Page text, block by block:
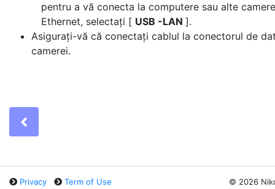
pentru a vă conecta la computere sau alte
Ethernet, selectați [ USB -LAN ].
Asigurați-vă că conectați cablul la conectorul de
camerei.
Privacy Term of Use © 2026